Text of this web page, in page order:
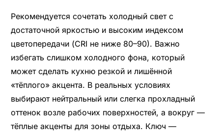
Рекомендуется сочетать холодный свет с
достаточной яркостью и высоким индексом
цветопередачи (CRI не ниже 80–90). Важно
избегать слишком холодного фона, который
может сделать кухню резкой и лишённой
«тёплого» акцента. В реальных условиях
выбирают нейтральный или слегка прохладный
оттенок возле рабочих поверхностей, а вокруг —
тёплые акценты для зоны отдыха. Ключ —